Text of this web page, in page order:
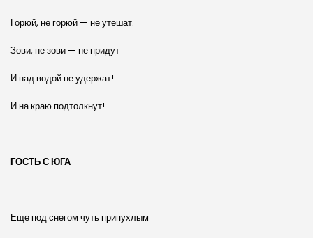
Горюй, не горюй — не утешат.
Зови, не зови — не придут
И над водой не удержат!
И на краю подтолкнут!
ГОСТЬ С ЮГА
Еще под снегом чуть припухлым